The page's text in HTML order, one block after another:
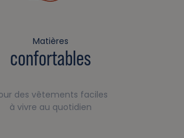
Matières
confortables
des vêtements faciles
à vivre au quotidien